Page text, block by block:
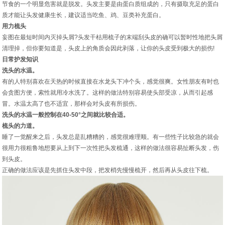
节食的一个明显危害就是脱发。头发主要是由蛋白质组成的，只有摄取充足的蛋白
质才能让头发健康生长，建议适当吃鱼、鸡、豆类补充蛋白。
用力梳头
妄图在最短时间内灭掉头屑?头发干枯用梳子的末端刮头皮的确可以暂时性地把头屑
清理掉，但你要知道是，头皮上的角质会因此剥落，让你的头皮受到极大的损伤!
日常护发知识
洗头的水温。
有的人特别喜欢在天热的时候直接在水龙头下冲个头，感觉很爽。女性朋友有时也
会贪图方便，索性就用冷水洗了。这样的做法特别容易使头部受凉，从而引起感
冒。水温太高了也不适宜，那样会对头皮有所损伤。
洗头的水温一般控制在40-50°之间就比较合适。
梳头的力道。
睡了一觉醒来之后，头发总是乱糟糟的，感觉很难理顺。有一些性子比较急的就会
很用力很粗鲁地想要从上到下一次性把头发梳通，这样的做法很容易扯断头发，伤
到头皮。
正确的做法应该是先抓住头发中段，把发梢先慢慢梳开，然后再从头皮往下梳。